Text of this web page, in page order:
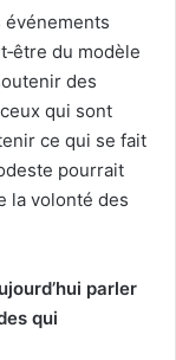
événements
du modèle
des
qui sont
ce qui se fait
pourrait
la volonté des
parler
qui